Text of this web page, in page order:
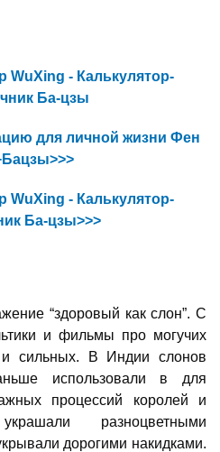
WuXing - Калькулятор-
Ба-цзы
для личной жизни Фен
WuXing - Калькулятор-
Ба-цзы>>>
“здоровый как слон”. С
и фильмы про могучих
сильных. В Индии слонов
использовали в для
процессий королей и
разноцветными
дорогими накидками.